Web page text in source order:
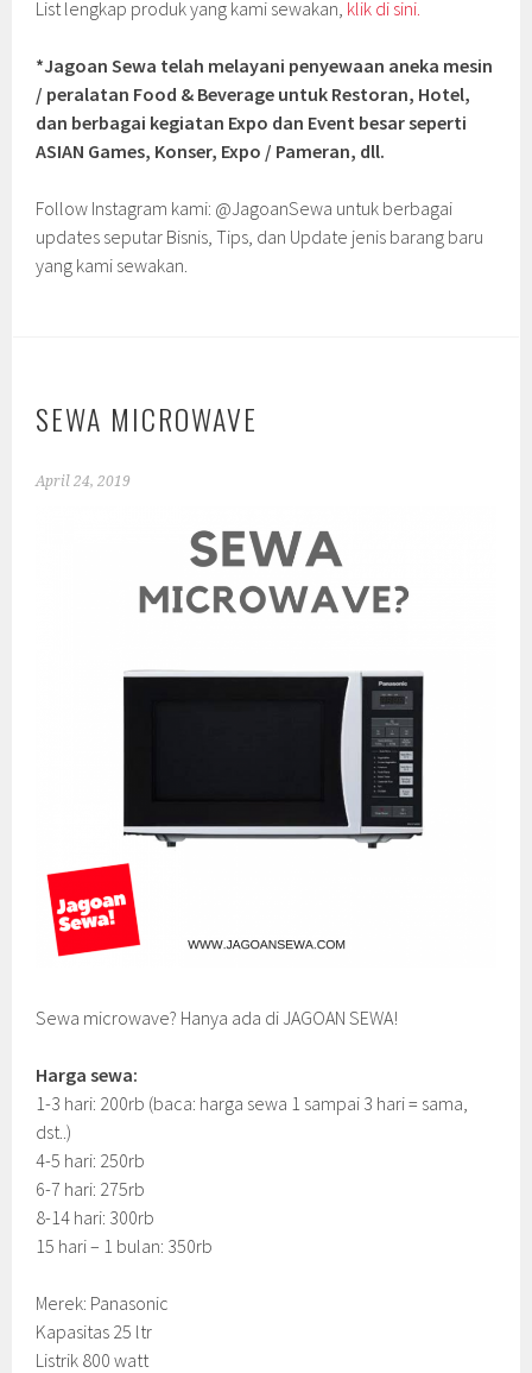
List lengkap produk yang kami sewakan, klik di sini.
*Jagoan Sewa telah melayani penyewaan aneka mesin
/ peralatan Food & Beverage untuk Restoran, Hotel,
dan berbagai kegiatan Expo dan Event besar seperti
ASIAN Games, Konser, Expo / Pameran, dll.
Follow Instagram kami: @JagoanSewa untuk berbagai
updates seputar Bisnis, Tips, dan Update jenis barang baru
yang kami sewakan.
SEWA MICROWAVE
April 24, 2019
Sewa microwave? Hanya ada di JAGOAN SEWA!
Harga sewa:
1-3 hari: 200rb (baca: harga sewa 1 sampai 3 hari = sama,
dst..)
4-5 hari: 250rb
6-7 hari: 275rb
8-14 hari: 300rb
15 hari – 1 bulan: 350rb
Merek: Panasonic
Kapasitas 25 ltr
Listrik 800 watt